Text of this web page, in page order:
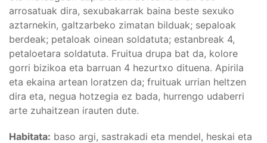
arrosatuak dira, sexubakarrak baina beste sexuko
aztarnekin, galtzarbeko zimatan bilduak; sepaloak
berdeak; petaloak oinean soldatuta; estanbreak 4,
petaloetara soldatuta. Fruitua drupa bat da, kolore
gorri bizikoa eta barruan 4 hezurtxo dituena. Apirila
eta ekaina artean loratzen da; fruituak urrian heltzen
dira eta, negua hotzegia ez bada, hurrengo udaberri
arte zuhaitzean irauten dute.
Habitata: baso argi, sastrakadi eta mendel, heskai eta